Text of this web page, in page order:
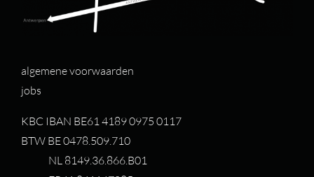
algemene voorwaarden
jobs
KBC IBAN BE61 4189 0975 0117
BTW BE 0478.509.710
NL 8149.36.866.B01